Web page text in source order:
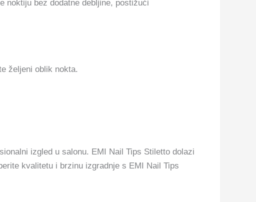
noktiju bez dodatne debljine, postižući
željeni oblik nokta.
izgled u salonu. EMI Nail Tips Stiletto dolazi
kvalitetu i brzinu izgradnje s EMI Nail Tips